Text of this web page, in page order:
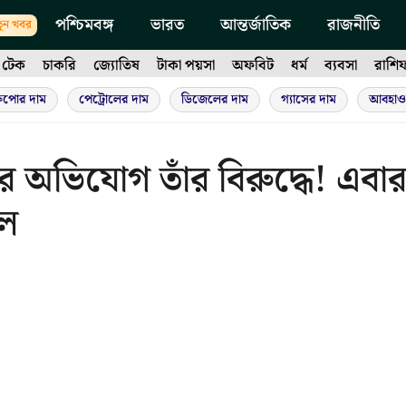
খবর পশ্চিমবঙ্গ ভারত আন্তর্জাতিক রাজনীতি
টেক চাকরি জ্যোতিষ টাকা পয়সা অফবিট ধর্ম ব্যবসা
দাম পেট্রোলের দাম ডিজেলের দাম গ্যাসের দাম
অভিযোগ তাঁর বিরুদ্ধে! এবার